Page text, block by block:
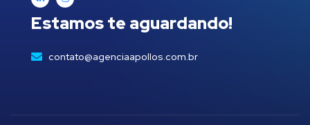
Estamos te aguardando!
contato@agenciaapollos.com.br